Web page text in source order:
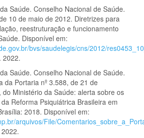
Saúde. Conselho Nacional de Saúde.
10 de maio de 2012. Diretrizes para
reestruturação e funcionamento
Disponível em:
bvs/saudelegis/cns/2012/
2022.
Saúde. Conselho Nacional de Saúde.
da Portaria nº 3.588, de 21 de
Ministério da Saúde: alerta sobre os
Reforma Psiquiátrica Brasileira em
2018. Disponível em:
arquivos/File/